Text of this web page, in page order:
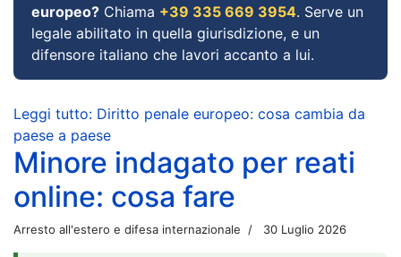
europeo? Chiama +39 335 669 3954. Serve un
legale abilitato in quella giurisdizione, e un
difensore italiano che lavori accanto a lui.
Leggi tutto: Diritto penale europeo: cosa cambia da
paese a paese
Minore indagato per reati
online: cosa fare
Arresto all'estero e difesa internazionale 30 Luglio 2026